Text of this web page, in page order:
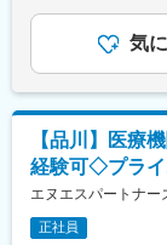
いる方々と
す。
■求める人物
数万人規模
発に立ち上
できるポジ
ムに携わる
迎します。
・各種議事
事録、株主
・法令改正へ
・各種行政
・法的側面
■組織構成
30代の室長1
＜給与補足
定します。
場合は初月
賞与を支給
下する可能
す。
気
【品川】医療
経験可◇プラ
エヌエスパートナー
正社員